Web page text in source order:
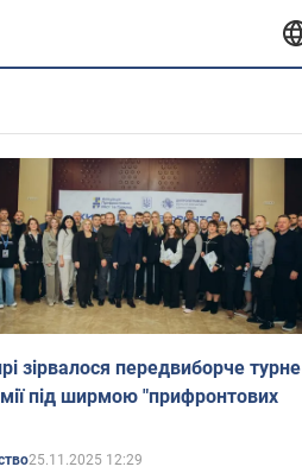
зірвалося передвиборче турне
під ширмою "прифронтових
25.11.2025 12:29